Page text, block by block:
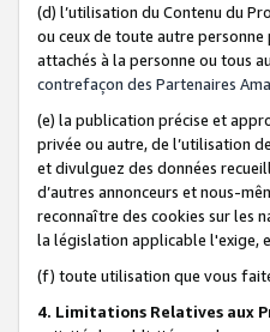
(d) l’utilisation du Contenu du
ou ceux de toute autre
attachés à la personne ou tous
contrefaçon des Partenaires
(e) la publication précise et
privée ou autre, de l’utilisation
et divulguez des données
d’autres annonceurs et nous-
reconnaître des cookies sur les
la législation applicable l'exige,
(f) toute utilisation que vous
4. Limitations Relatives aux